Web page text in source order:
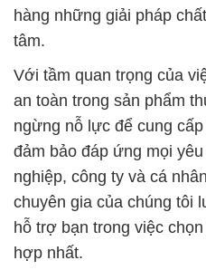
hàng những giải pháp
tâm.
Với tầm quan trọng của
an toàn trong sản phẩm
ngừng nỗ lực để cung
đảm bảo đáp ứng mọi
nghiệp, công ty và cá
chuyên gia của chúng tôi
hỗ trợ bạn trong việc
hợp nhất.